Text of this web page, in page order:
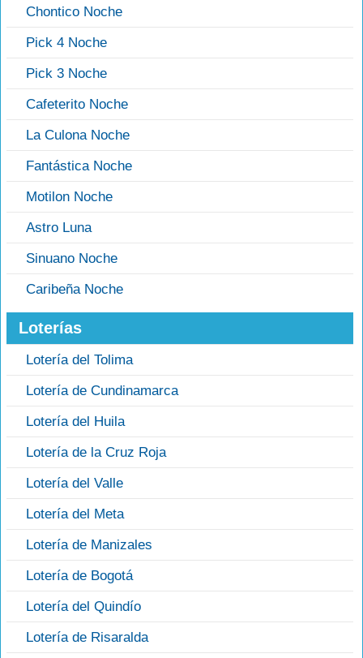
Chontico Noche
Pick 4 Noche
Pick 3 Noche
Cafeterito Noche
La Culona Noche
Fantástica Noche
Motilon Noche
Astro Luna
Sinuano Noche
Caribeña Noche
Loterías
Lotería del Tolima
Lotería de Cundinamarca
Lotería del Huila
Lotería de la Cruz Roja
Lotería del Valle
Lotería del Meta
Lotería de Manizales
Lotería de Bogotá
Lotería del Quindío
Lotería de Risaralda